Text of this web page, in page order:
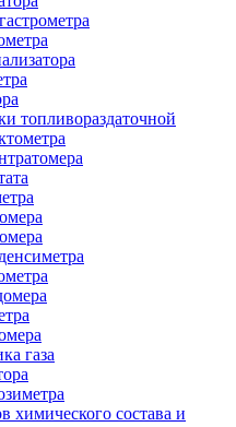
топливораздаточной
газа
химического состава и